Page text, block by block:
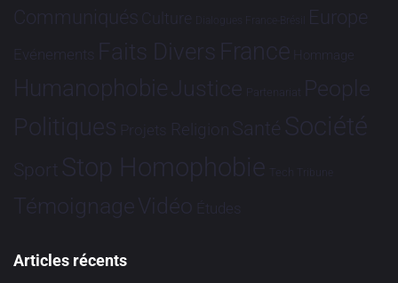
Communiqués Culture Dialogues France-Brésil Europe
Evénements Faits Divers France Hommage
HumanophobieJustice Partenariat People
Politiques Projets Religion Santé Société
Sport Stop Homophobie Tech Tribune
TémoignageVidéo Études
Articles récents